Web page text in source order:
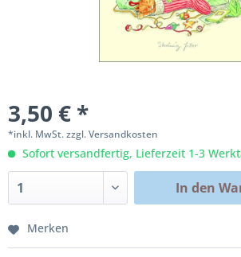
3,50 € *
*inkl. MwSt.zzgl. Versandkosten
Sofort versandfertig, Lieferzeit 1-3
In den
Merken